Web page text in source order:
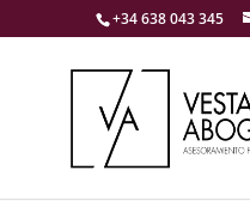
+34 638 043 345